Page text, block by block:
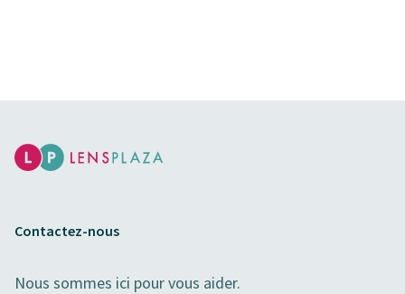
Contactez-nous
Nous sommes ici pour vous aider.